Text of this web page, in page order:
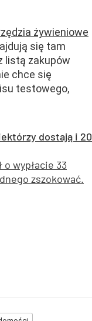
żywieniowe
się tam
listą zakupów
chce się
testowego,
dostają i 20
wypłacie 33
zszokować.